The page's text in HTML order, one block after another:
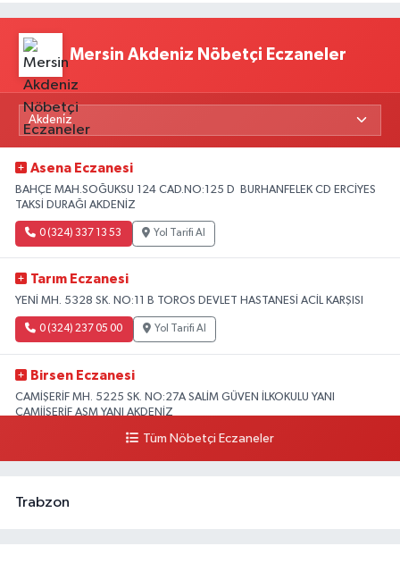
Mersin Akdeniz Nöbetçi Eczaneler
Asena Eczanesi
BAHÇE MAH.SOĞUKSU 124 CAD.NO:125 D BURHANFELEK CD ERCİYES
TAKSİ DURAĞI AKDENİZ
0 (324) 337 13 53 Yol Tarifi Al
Tarım Eczanesi
YENİ MH. 5328 SK. NO:11 B TOROS DEVLET HASTANESİ ACİL KARŞISI
0 (324) 237 05 00 Yol Tarifi Al
Birsen Eczanesi
CAMİŞERİF MH. 5225 SK. NO:27A SALİM GÜVEN İLKOKULU YANI
CAMİİŞERİF ASM YANI AKDENİZ
Yol Tarifi Al
Tüm Nöbetçi Eczaneler
Trabzon